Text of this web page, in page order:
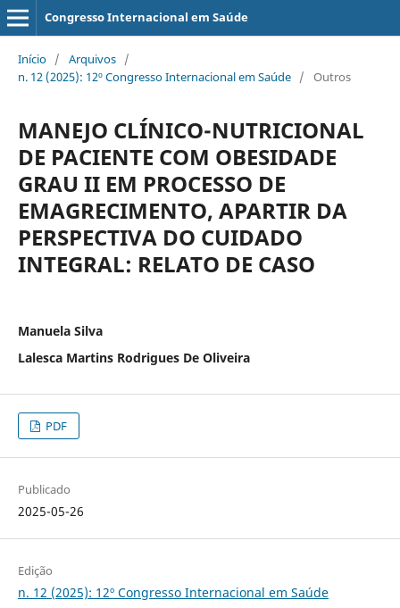
Congresso Internacional em Saúde
Início / Arquivos /
n. 12 (2025): 12º Congresso Internacional em Saúde / Outros
MANEJO CLÍNICO-NUTRICIONAL
DE PACIENTE COM OBESIDADE
GRAU II EM PROCESSO DE
EMAGRECIMENTO, APARTIR DA
PERSPECTIVA DO CUIDADO
INTEGRAL: RELATO DE CASO
Manuela Silva
Lalesca Martins Rodrigues De Oliveira
PDF
Publicado
2025-05-26
Edição
n. 12 (2025): 12º Congresso Internacional em Saúde